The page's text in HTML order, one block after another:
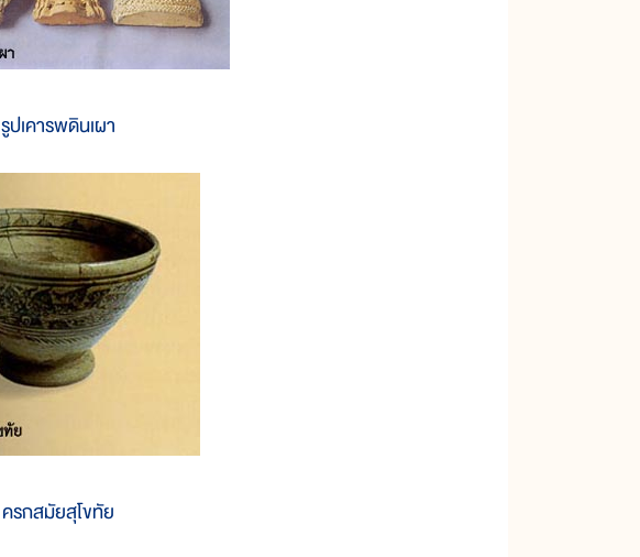
รูปเคารพดินเผา
ครกสมัยสุโขทัย